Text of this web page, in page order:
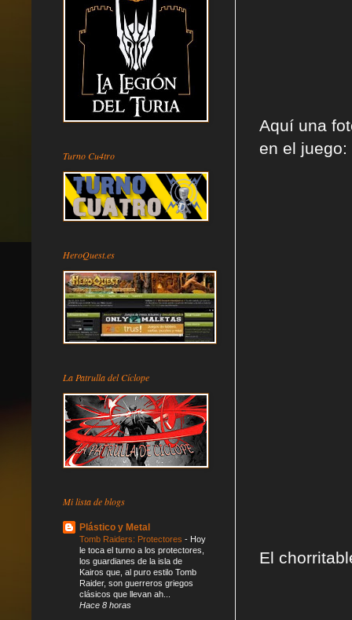
Aquí una
en el juego:
El
Turno Cu4tro
HeroQuest.es
La Patrulla del Cíclope
Mi lista de blogs
Plástico y Metal
Tomb Raiders: Protectores - Hoy
le toca el turno a los protectores,
los guardianes de la isla de
Kairos que, al puro estilo Tomb
Raider, son guerreros griegos
clásicos que llevan ah...
Hace 8 horas